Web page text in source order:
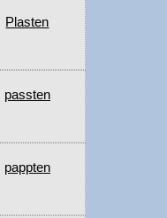
Plasten
passten
pappten